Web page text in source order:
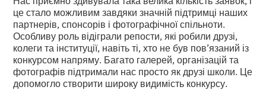
це стало можливим завдяки значній підтримці наших
партнерів, спонсорів і фотографічної спільноти.
Особливу роль відіграли репости, які робили друзі,
колеги та інституції, навіть ті, хто не був пов’язаний із
конкурсом напряму. Багато галерей, організацій та
фотографів підтримали нас просто як друзі школи. Це
допомогло створити широку видимість конкурсу.